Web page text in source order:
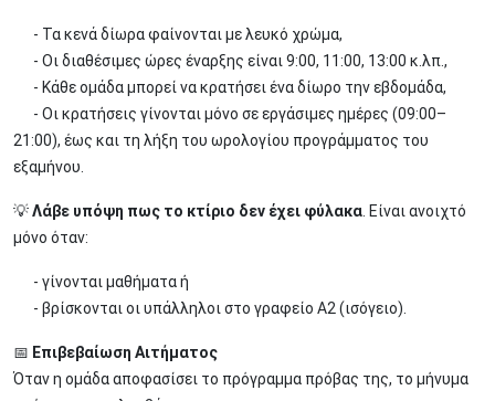
- Τα κενά δίωρα φαίνονται με λευκό χρώμα,
- Οι διαθέσιμες ώρες έναρξης είναι 9:00, 11:00, 13:00 κ.λπ.,
- Κάθε ομάδα μπορεί να κρατήσει ένα δίωρο την εβδομάδα,
- Οι κρατήσεις γίνονται μόνο σε εργάσιμες ημέρες (09:00–
21:00), έως και τη λήξη του ωρολογίου προγράμματος του
εξαμήνου.
💡Λάβε υπόψη πως το κτίριο δεν έχει φύλακα . Είναι ανοιχτό
μόνο όταν:
- γίνονται μαθήματα ή
- βρίσκονται οι υπάλληλοι στο γραφείο Α2 (ισόγειο).
📅 Επιβεβαίωση Αιτήματος
Όταν η ομάδα αποφασίσει το πρόγραμμα πρόβας της, το μήνυμα